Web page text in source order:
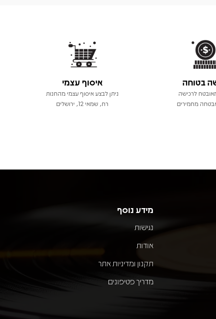
בטוחה
לרכישה
מחמירים
איסוף עצמי
ניתן לבצע איסוף עצמי מהחנות
רח, שמאי 12, ירושלים
מידע נוסף
נגישות
אודות
תקנון ומדיניות אתר
מדריך פטיפונים